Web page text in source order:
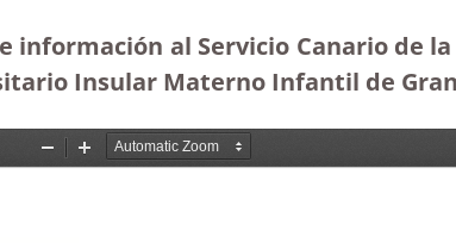
al Servicio Canario de
Insular Materno Infantil de Gran